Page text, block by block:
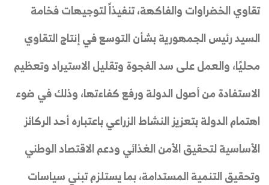
تقاوي الخضراوات والفاكهة، تنفيذاً لتوجيهات فخامة
السيد رئيس الجمهورية بشأن التوسع في إنتاج التقاوي
محليًا، والعمل على سد الفجوة وتقليل الاستيراد وتعظيم
الاستفادة من أصول الدولة ورفع كفاءتها، وذلك في ضوء
اهتمام الدولة بتعزيز النشاط الزراعي باعتباره أحد الركائز
الأساسية لتحقيق الأمن الغذائي ودعم الاقتصاد الوطني
وتحقيق التنمية المستدامة، بما يستلزم تبني سياسات